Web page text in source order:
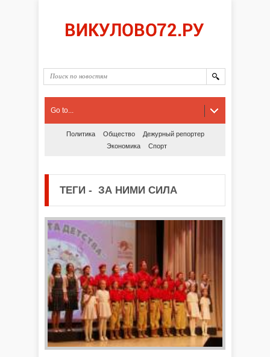
Go to...
Политика Общество
Дежурный репортер
Экономика
Спорт
ТЕГИ - ЗА НИМИ СИЛА